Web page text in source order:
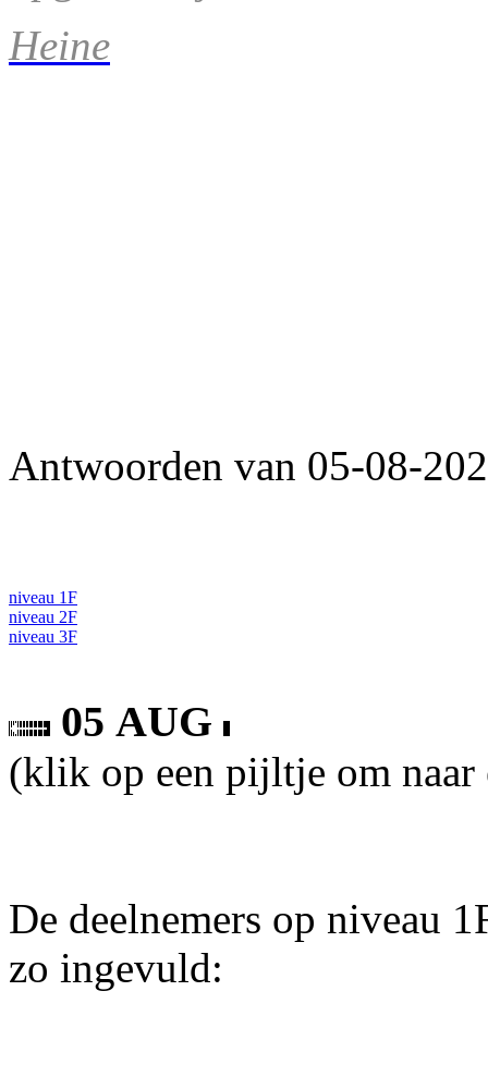
Heine
Antwoorden van 05-08-
niveau 1F
niveau 2F
niveau 3F
05 AUG
(klik op een pijltje om naar
De deelnemers op niveau
zo ingevuld: